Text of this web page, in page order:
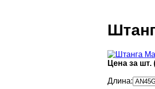
Цена за шт.
Длина: